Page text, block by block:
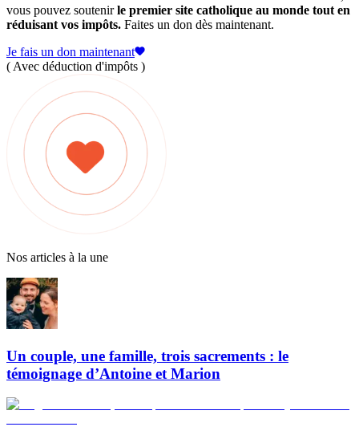
vous pouvez soutenirle premier site catholique au monde tout en
réduisant vos impôts. Faites un don dès maintenant.
Je fais un don maintenant
( Avec déduction d'impôts )
Nos articles à la une
Un couple, une famille, trois sacrements : le
témoignage d’Antoine et Marion